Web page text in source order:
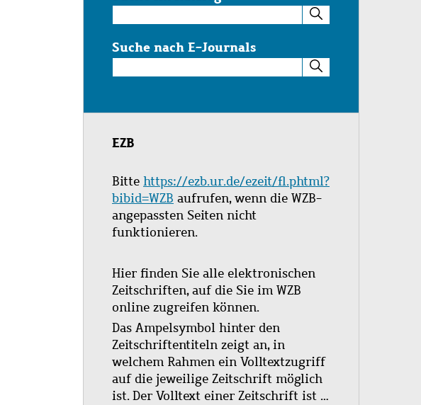
im
Katalog
Suche nach E-Journals
nach
Journals
EZB
Bitte https://ezb.ur.de/ezeit/fl.phtml?
bibid=WZB aufrufen, wenn die WZB-
angepassten Seiten nicht
funktionieren.
Hier finden Sie alle elektronischen
Zeitschriften, auf die Sie im WZB
online zugreifen können.
Das Ampelsymbol hinter den
Zeitschriftentiteln zeigt an, in
welchem Rahmen ein Volltextzugriff
auf die jeweilige Zeitschrift möglich
ist. Der Volltext einer Zeitschrift ist …